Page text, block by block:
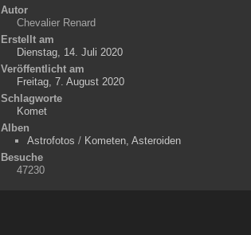
Autor
Chevalier Renard
Erstellt am
Dienstag, 14. Juli 2020
Veröffentlicht am
Freitag, 7. August 2020
Schlagworte
Komet
Alben
Astrofotos / Kometen, Asteroiden
Besuche
47230